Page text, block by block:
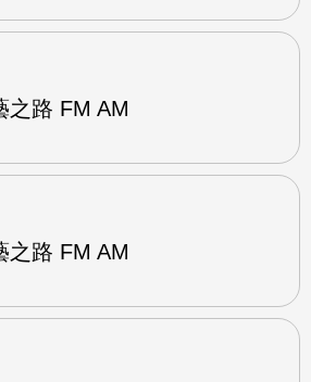
之路 FM AM
之路 FM AM